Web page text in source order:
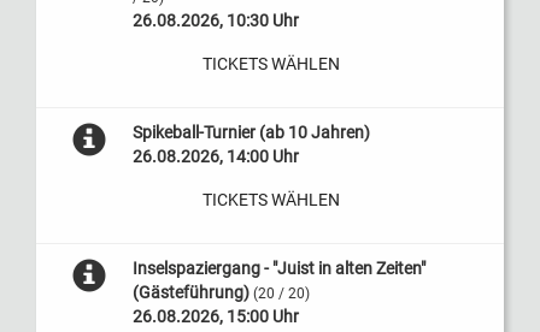
26.08.2026, 10:30 Uhr
TICKETS WÄHLEN
Spikeball-Turnier (ab 10 Jahren)
26.08.2026, 14:00 Uhr
TICKETS WÄHLEN
Inselspaziergang - "Juist in alten Zeiten"
(Gästeführung) (20 / 20)
26.08.2026, 15:00 Uhr